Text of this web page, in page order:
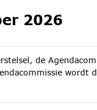
2026
de
wordt